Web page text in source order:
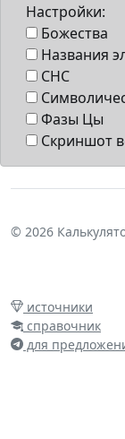
Настройки:
Божества
Названия
СНС
Фазы Цы
Скриншот
© 2026
источники
справочник
для